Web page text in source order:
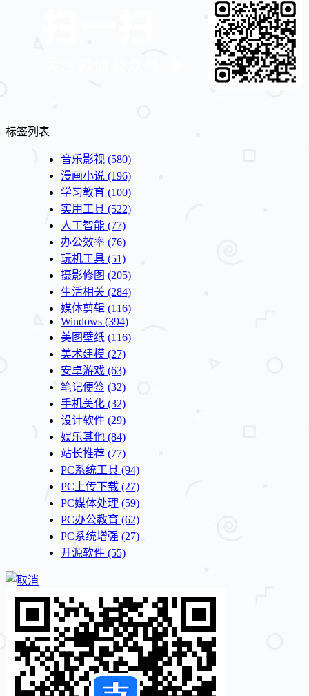
标签列表
音乐影视 (580)
漫画小说 (196)
学习教育 (100)
实用工具 (522)
人工智能 (77)
办公效率 (76)
玩机工具 (51)
摄影修图 (205)
生活相关 (284)
媒体剪辑 (116)
Windows (394)
美图壁纸 (116)
美术建模 (27)
安卓游戏 (63)
笔记便签 (32)
手机美化 (32)
设计软件 (29)
娱乐其他 (84)
站长推荐 (77)
PC系统工具 (94)
PC上传下载 (27)
PC媒体处理 (59)
PC办公教育 (62)
PC系统增强 (27)
开源软件 (55)